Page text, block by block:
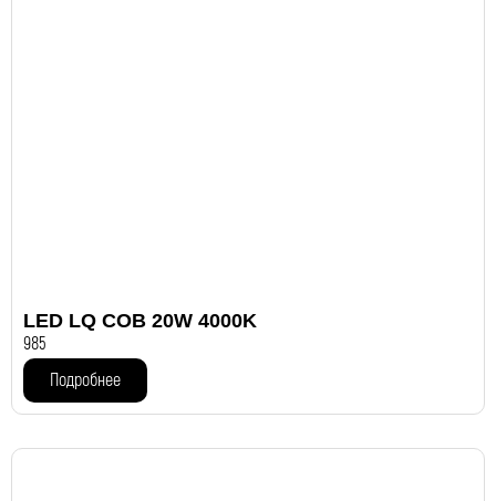
LED LQ COB 20W 4000K
985
Подробнее